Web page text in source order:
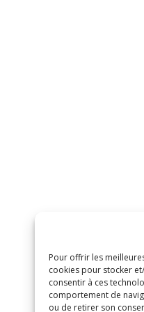
Pour offrir les
cookies pour stocker
consentir à ces
comportement de
ou de retirer son